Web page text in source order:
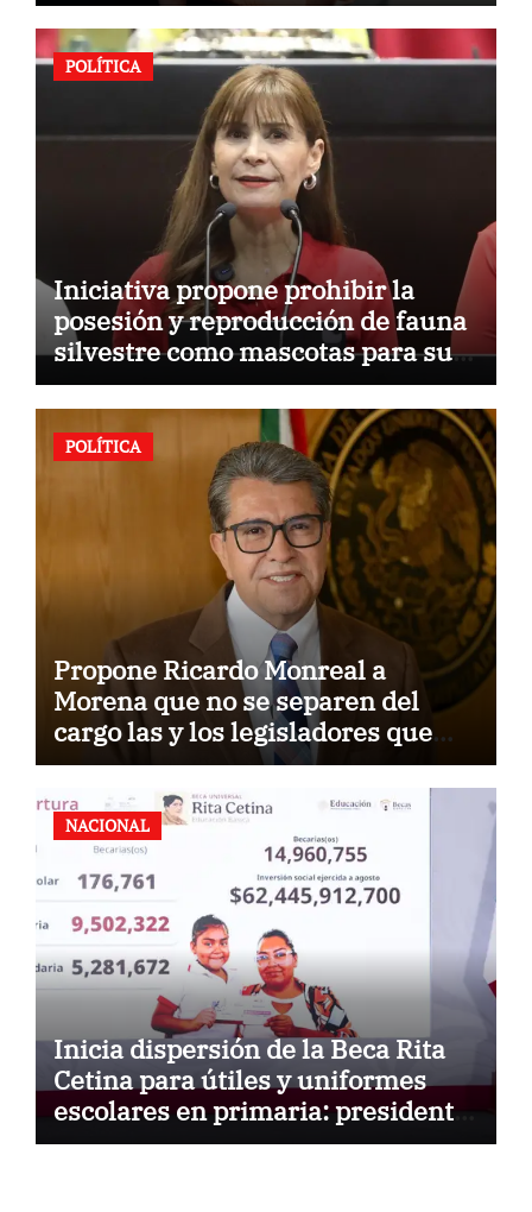
POLÍTICA
Iniciativa propone prohibir la
posesión y reproducción de fauna
silvestre como mascotas para su
comercialización
POLÍTICA
Propone Ricardo Monreal a
Morena que no se separen del
cargo las y los legisladores que
quieren reelegirse
NACIONAL
Inicia dispersión de la Beca Rita
Cetina para útiles y uniformes
escolares en primaria: presidenta
Claudia Sheinbaum